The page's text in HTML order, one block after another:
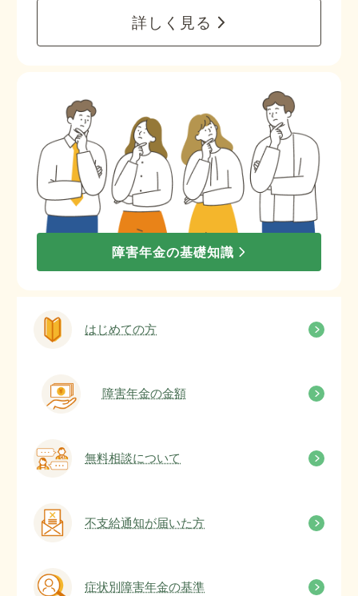
詳しく見る
障害年金の基礎知識
はじめての方
障害年金の金額
無料相談について
不支給通知が届いた方
症状別障害年金の基準